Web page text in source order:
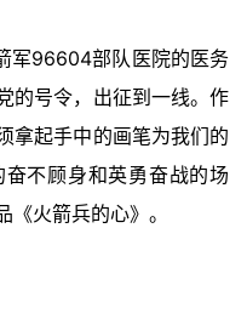
军96604部队医院的医务
的号令，出征到一线。作
拿起手中的画笔为我们的
不顾身和英勇奋战的场
火箭兵的心》。